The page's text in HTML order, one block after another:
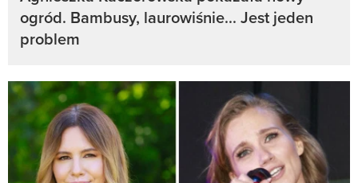
ogród. Bambusy, laurowiśnie... Jest jeden
problem